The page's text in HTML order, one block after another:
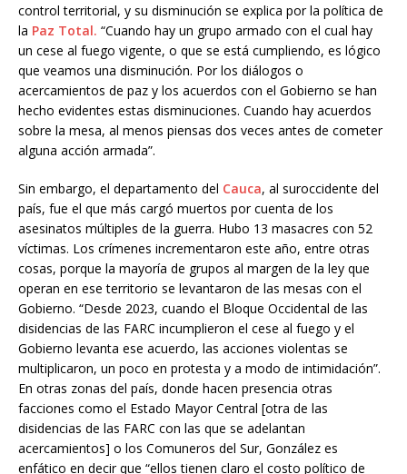
control territorial, y su disminución se explica por la política de
la Paz Total. “Cuando hay un grupo armado con el cual hay
un cese al fuego vigente, o que se está cumpliendo, es lógico
que veamos una disminución. Por los diálogos o
acercamientos de paz y los acuerdos con el Gobierno se han
hecho evidentes estas disminuciones. Cuando hay acuerdos
sobre la mesa, al menos piensas dos veces antes de cometer
alguna acción armada”.
Sin embargo, el departamento del Cauca, al suroccidente del
país, fue el que más cargó muertos por cuenta de los
asesinatos múltiples de la guerra. Hubo 13 masacres con 52
víctimas. Los crímenes incrementaron este año, entre otras
cosas, porque la mayoría de grupos al margen de la ley que
operan en ese territorio se levantaron de las mesas con el
Gobierno. “Desde 2023, cuando el Bloque Occidental de las
disidencias de las FARC incumplieron el cese al fuego y el
Gobierno levanta ese acuerdo, las acciones violentas se
multiplicaron, un poco en protesta y a modo de intimidación”.
En otras zonas del país, donde hacen presencia otras
facciones como el Estado Mayor Central [otra de las
disidencias de las FARC con las que se adelantan
acercamientos] o los Comuneros del Sur, González es
enfático en decir que “ellos tienen claro el costo político de